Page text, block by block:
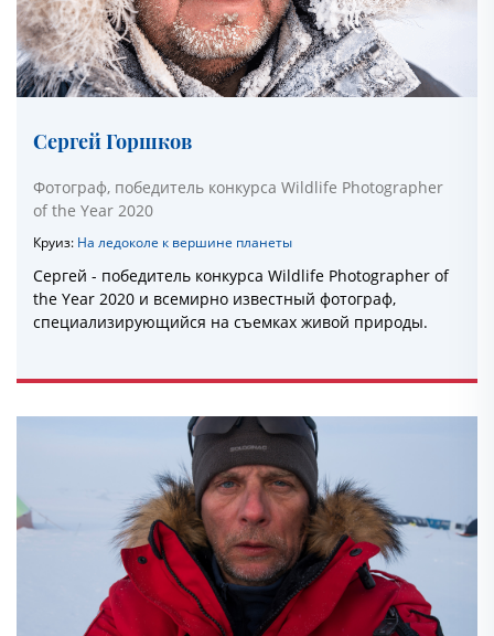
Сергей Горшков
Фотограф, победитель конкурса Wildlife Photographer
of the Year 2020
Круиз: На ледоколе к вершине планеты
Сергей - победитель конкурса Wildlife Photographer of
the Year 2020 и всемирно известный фотограф,
специализирующийся на съемках живой природы.